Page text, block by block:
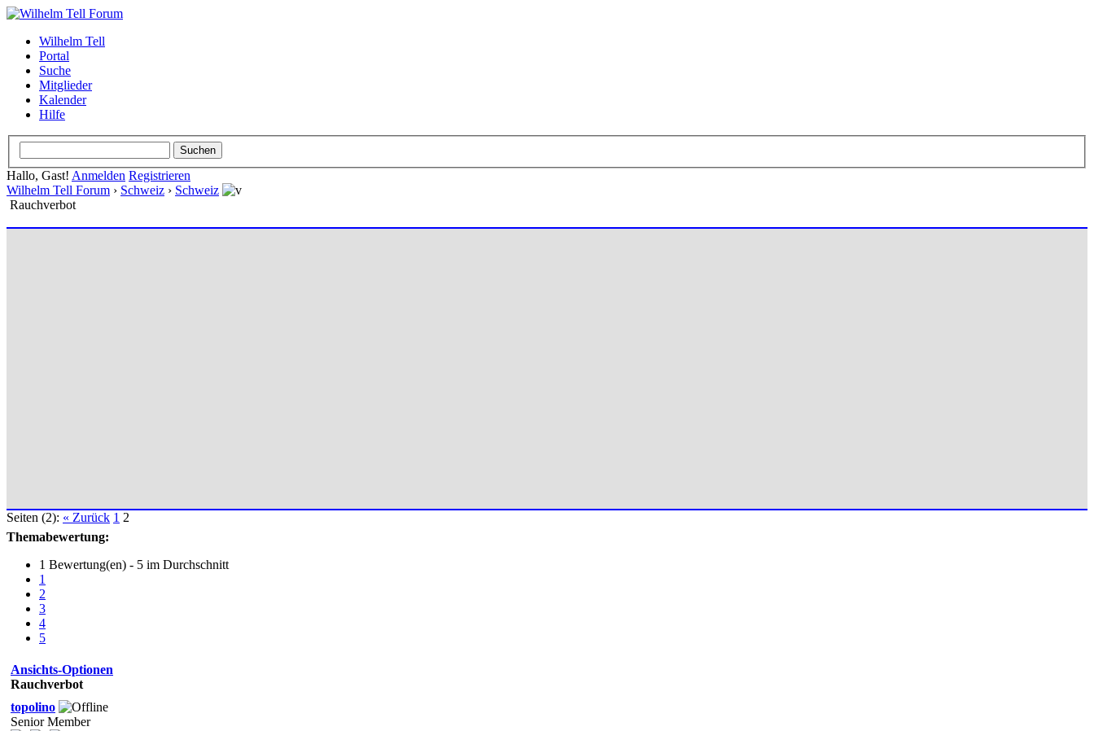
Wilhelm Tell
Portal
Suche
Mitglieder
Kalender
Hilfe
Hallo, Gast! Anmelden Registrieren
Wilhelm Tell Forum › Schweiz › Schweiz
Rauchverbot
Seiten (2): « Zurück 1 2
Themabewertung:
1 Bewertung(en) - 5 im Durchschnitt
1
2
3
4
5
Ansichts-Optionen
Rauchverbot
topolino
Senior Member